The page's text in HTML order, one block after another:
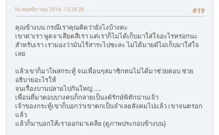
#19
16 พฤศจิกายน 2014, 13:28:26
คุณข้างบน กรณีเราคุณคิดว่ายังไงบ้างคะ
เขาด่าเรา พูดจาเสียดสีเรา แต่เราก็ไม่ได้เก็บมาใส่ใจอะไรหรอกนะ
สำหรับเรา เรามองว่ามันไร้สาระไปซะละ ไม่ได้มายด์ไม่เก็บมาใส่ใจ
เลย
แล้วเขาก็มาโพสกระทู้ จนเพื่อนๆสมาชิกทนไม่ได้มาช่วยตอบ ช่วย
อธิบายอะไรให้
จนเรื่องบานปลายไปกันใหญ่ ....
เพื่อนที่มาตอบบางคนก็กลายเป็นงค์รักษ์พิทักน่านเจ้า
เจ้าของกระทู้เขาก็บอกว่าเขาตกเป็นจำเลยสังคมไปแล้ว เขาจนตรอก
แล้ว
แล้วก็มาบอกให้เราออกมาเคลีย (ดูภาพประกอบข้างบน)